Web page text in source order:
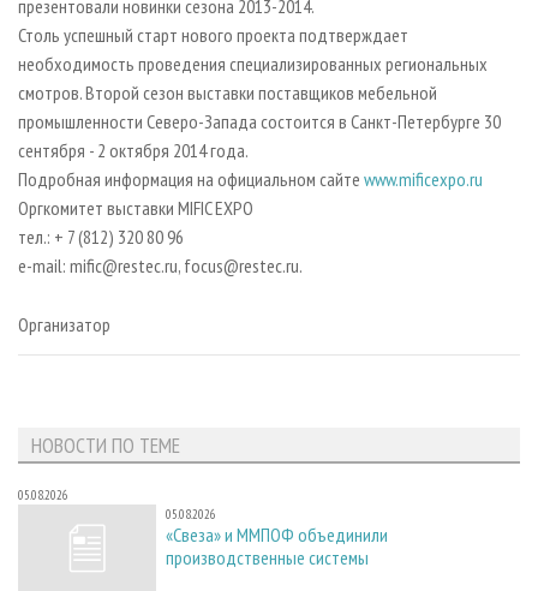
презентовали новинки сезона 2013-2014.
Столь успешный старт нового проекта подтверждает
необходимость проведения специализированных региональных
смотров. Второй сезон выставки поставщиков мебельной
промышленности Северо-Запада состоится в Санкт-Петербурге 30
сентября - 2 октября 2014 года.
Подробная информация на официальном сайте www.mificexpo.ru
Оргкомитет выставки MIFIC EXPO
тел.: + 7 (812) 320 80 96
е-mail: mific@restec.ru, focus@restec.ru.
Организатор
НОВОСТИ ПО ТЕМЕ
05.08.2026
05.08.2026
«Свеза» и ММПОФ объединили
производственные системы